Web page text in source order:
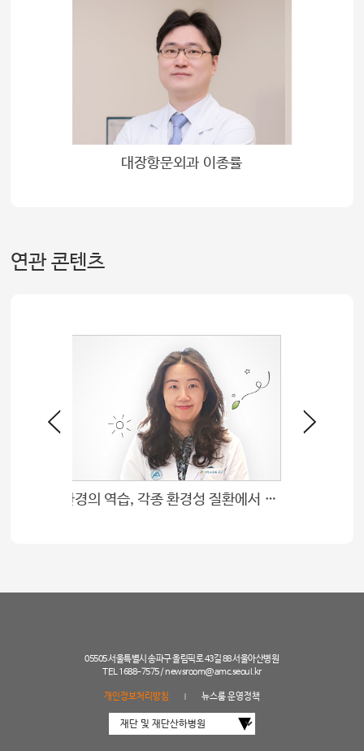
대장항문외과 이종률
연관 콘텐츠
환경의 역습, 각종 환경성 질환에서 환자를 지킨다
05505 서울특별시 송파구 올림픽로 43길 88 서울아산병원
TEL 1688-7575 /newsroom@amc.seoul.kr
개인정보처리방침 뉴스룸 운영정책